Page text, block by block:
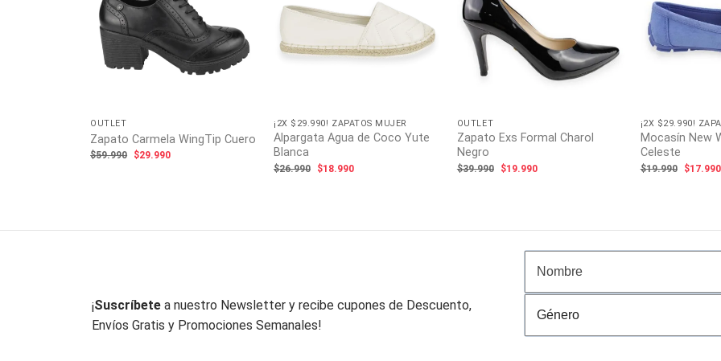
OUTLET
Zapato Carmela WingTip Cuero
$59.990
El
$29.990El
¡2X $29.990! ZAPATOS MUJER
Alpargata Agua de Coco Yute
Blanca
$26.990
El
$18.990El
OUTLET
Zapato Exs Formal Charol
Negro
$39.990
El
$19.990El
¡2X $29.990!
Mocasín New
Celeste
$19.990
El
$17.990
¡Suscríbetea nuestro Newsletter y recibe cupones de Descuento,
Envíos Gratis y Promociones Semanales!